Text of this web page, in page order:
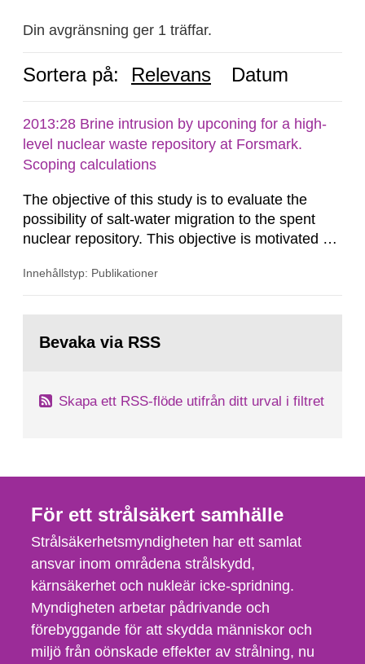
Din avgränsning ger 1 träffar.
Sortera på: Relevans Datum
2013:28 Brine intrusion by upconing for a high-
level nuclear waste repository at Forsmark.
Scoping calculations
The objective of this study is to evaluate the
possibility of salt-water migration to the spent
nuclear repository. This objective is motivated by
salinity entering the repository and by the
site at great depths. To analyse density
Innehållstyp: Publikationer
sida:Bevaka via RSS
Skapa ett RSS-flöde utifrån ditt urval i filtret
För ett strålsäkert samhälle
Strålsäkerhetsmyndigheten har ett samlat
ansvar inom områdena strålskydd,
kärnsäkerhet och nukleär icke-spridning.
Myndigheten arbetar pådrivande och
förebyggande för att skydda människor och
miljö från oönskade effekter av strålning, nu